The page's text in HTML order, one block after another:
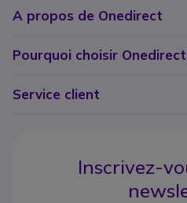
A propos de Onedirect
Pourquoi choisir
Service client
Inscrivez-